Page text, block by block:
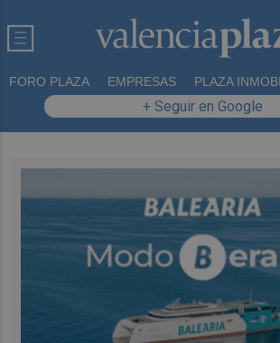
FORO PLAZA EMPRESAS PLAZA
+ Seguir en Google